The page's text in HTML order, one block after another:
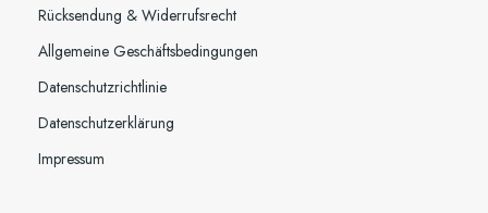
Rücksendung & Widerrufsrecht
Allgemeine Geschäftsbedingungen
Datenschutzrichtlinie
Datenschutzerklärung
Impressum